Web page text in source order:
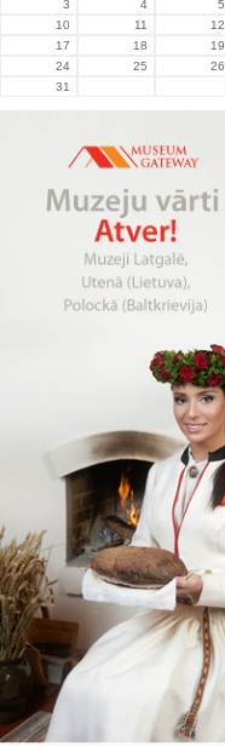
3
4 5
10
11 12
17
18 19
24
25 26
31